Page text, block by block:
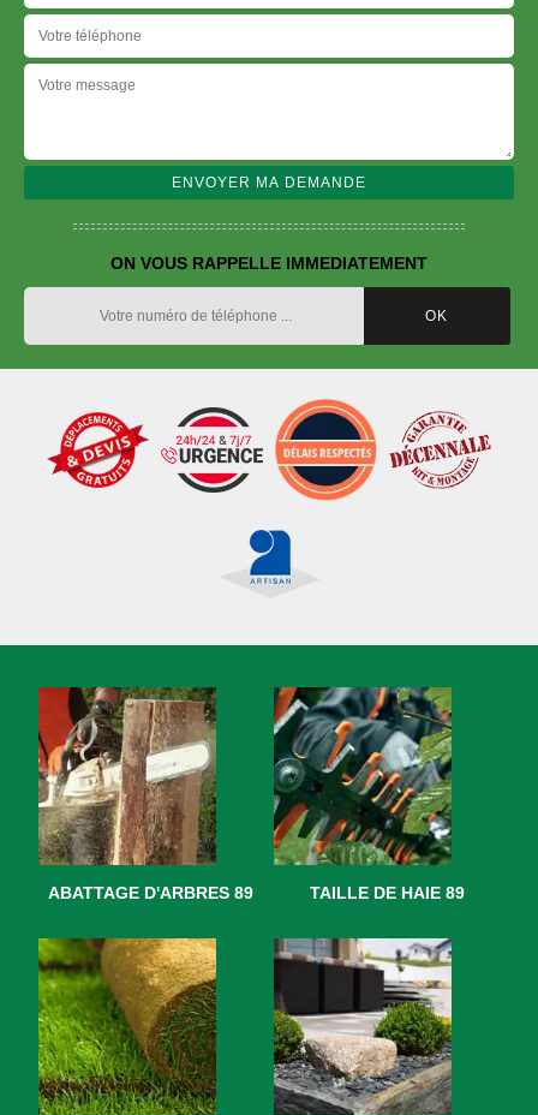
ON VOUS RAPPELLE IMMEDIATEMENT
ABATTAGE D'ARBRES 89 TAILLE DE HAIE 89